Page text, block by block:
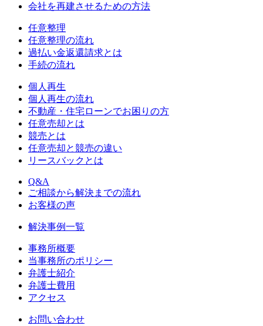
会社を再建させるための方法
任意整理
任意整理の流れ
過払い金返還請求とは
手続の流れ
個人再生
個人再生の流れ
不動産・住宅ローンでお困りの方
任意売却とは
競売とは
任意売却と競売の違い
リースバックとは
Q&A
ご相談から解決までの流れ
お客様の声
解決事例一覧
事務所概要
当事務所のポリシー
弁護士紹介
弁護士費用
アクセス
お問い合わせ